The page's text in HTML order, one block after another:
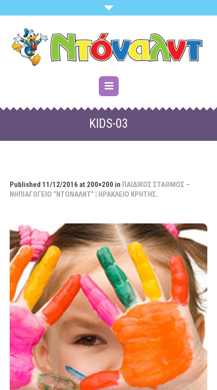
KIDS-03
Published 11/12/2016 at 200×200 in ΠΑΙΔΙΚΟΣ ΣΤΑΘΜΟΣ –
ΝΗΠΙΑΓΩΓΕΙΟ “ΝΤΟΝΑΛΝΤ” | ΗΡΑΚΛΕΙΟ ΚΡΗΤΗΣ.